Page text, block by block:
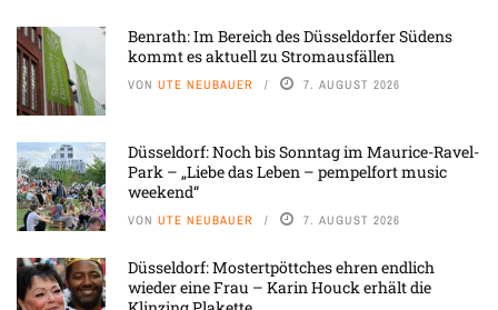
Benrath: Im Bereich des Düsseldorfer Südens
kommt es aktuell zu Stromausfällen
VON UTE NEUBAUER 7. AUGUST 2026
Düsseldorf: Noch bis Sonntag im Maurice-Ravel-
Park – „Liebe das Leben – pempelfort music
weekend“
VON UTE NEUBAUER 7. AUGUST 2026
Düsseldorf: Mostertpöttches ehren endlich
wieder eine Frau – Karin Houck erhält die